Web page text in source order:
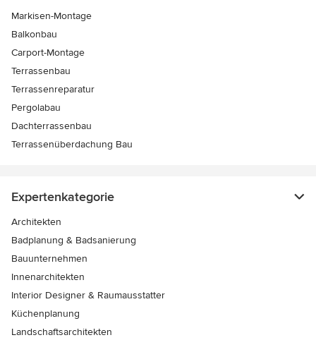
Markisen-Montage
Balkonbau
Carport-Montage
Terrassenbau
Terrassenreparatur
Pergolabau
Dachterrassenbau
Terrassenüberdachung Bau
Expertenkategorie
Architekten
Badplanung & Badsanierung
Bauunternehmen
Innenarchitekten
Interior Designer & Raumausstatter
Küchenplanung
Landschaftsarchitekten